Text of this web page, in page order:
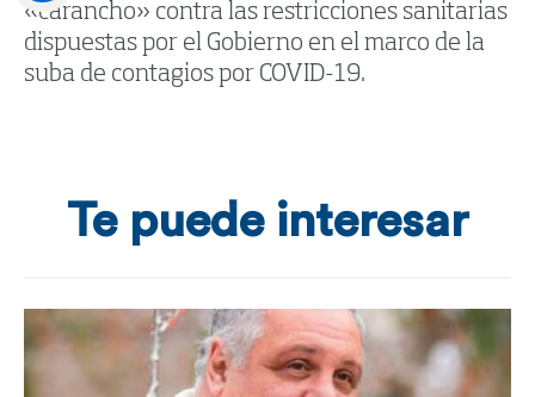
«carancho» contra las restricciones sanitarias
dispuestas por el Gobierno en el marco de la
suba de contagios por COVID-19.
Te puede interesar
LinkedIn